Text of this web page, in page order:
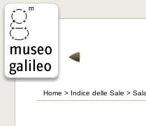
Home > Indice delle Sale >